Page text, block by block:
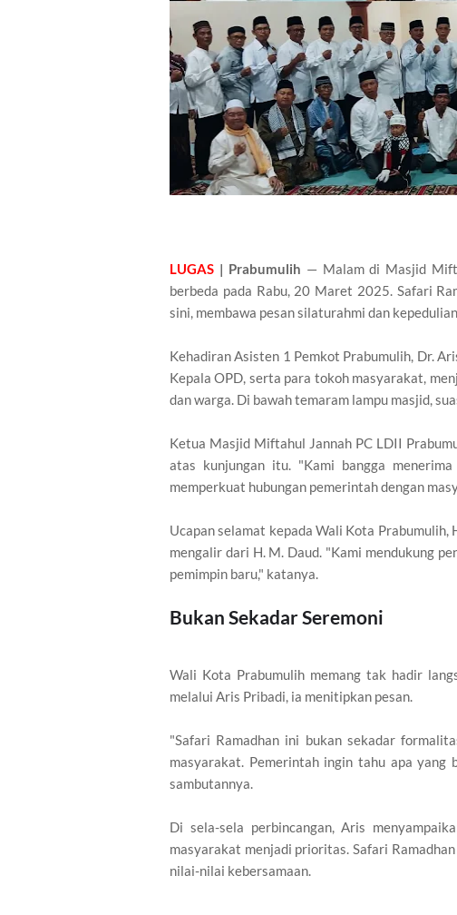
LUGAS | Prabumulih — Malam di Masjid
berbeda pada Rabu, 20 Maret 2025. Safari
sini, membawa pesan silaturahmi dan
Kehadiran Asisten 1 Pemkot Prabumulih, Dr.
Kepala OPD, serta para tokoh masyarakat,
dan warga. Di bawah temaram lampu masjid,
Ketua Masjid Miftahul Jannah PC LDII
atas kunjungan itu. "Kami bangga
memperkuat hubungan pemerintah dengan
Ucapan selamat kepada Wali Kota
mengalir dari H. M. Daud. "Kami mendukung
pemimpin baru," katanya.
Bukan Sekadar Seremoni
Wali Kota Prabumulih memang tak hadir
melalui Aris Pribadi, ia menitipkan pesan.
"Safari Ramadhan ini bukan sekadar
masyarakat. Pemerintah ingin tahu apa yang
sambutannya.
Di sela-sela perbincangan, Aris
masyarakat menjadi prioritas. Safari
nilai-nilai kebersamaan.